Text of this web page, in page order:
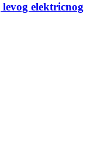
elektricnog